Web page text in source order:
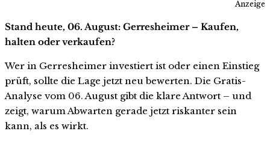
Anzeige
Stand heute, 06. August: Gerresheimer – Kaufen,
halten oder verkaufen?
Wer in Gerresheimer investiert ist oder einen Einstieg
prüft, sollte die Lage jetzt neu bewerten. Die Gratis-
Analyse vom 06. August gibt die klare Antwort – und
zeigt, warum Abwarten gerade jetzt riskanter sein
kann, als es wirkt.